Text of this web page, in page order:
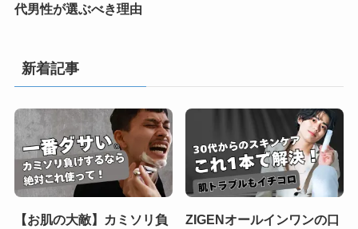
代男性が選ぶべき理由
新着記事
【お肌の大敵】カミソリ負
ZIGENオールインワンの口